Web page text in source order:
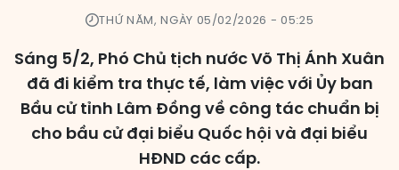
Các đơn vị bầu cử
HĐND cấp xã
HĐND cấp tỉnh, thành phố
THỨ NĂM, NGÀY 05/02/2026 - 05:25
Sáng 5/2, Phó Chủ tịch nước Võ Thị Ánh Xuân
đã đi kiểm tra thực tế, làm việc với Ủy ban
Bầu cử tỉnh Lâm Đồng về công tác chuẩn bị
cho bầu cử đại biểu Quốc hội và đại biểu
HĐND các cấp.